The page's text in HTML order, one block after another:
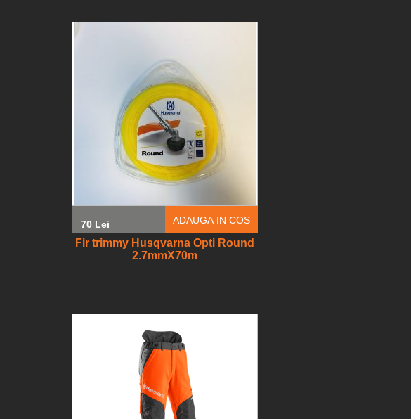
70 Lei ADAUGA IN COS
Fir trimmy Husqvarna Opti Round
2.7mmX70m